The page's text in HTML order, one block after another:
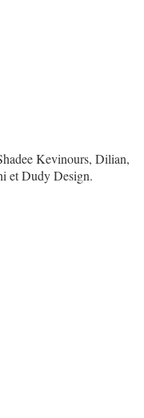
Kevinours, Dilian,
et Dudy Design.